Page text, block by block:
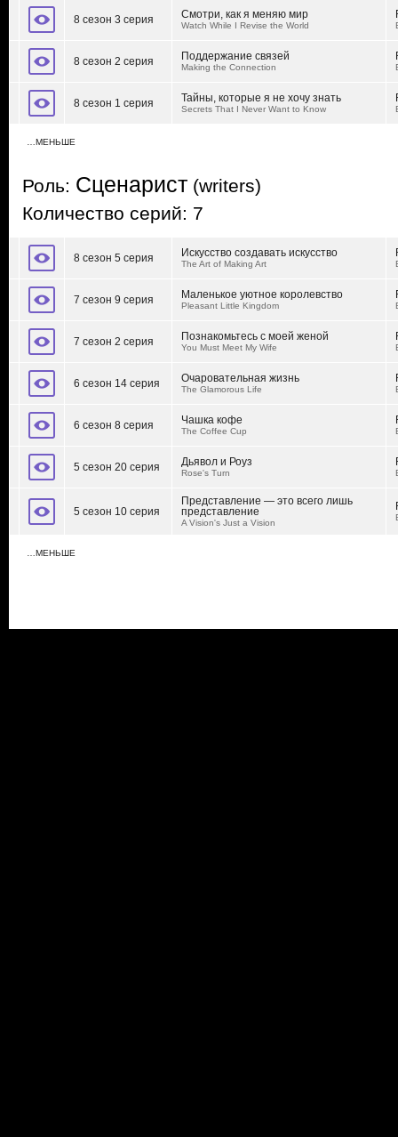
8 сезон 3 серия Смотри, как я меняю мир
Watch While I Revise the World
8 сезон 2 серия Поддержание связей
Making the Connection
8 сезон 1 серия Тайны, которые я не хочу знать
Secrets That I Never Want to Know
…МЕНЬШЕ
Роль: Сценарист (writers)
Количество серий: 7
8 сезон 5 серия Искусство создавать искусство
The Art of Making Art
7 сезон 9 серия Маленькое уютное королевство
Pleasant Little Kingdom
7 сезон 2 серия Познакомьтесь с моей женой
You Must Meet My Wife
6 сезон 14 серия Очаровательная жизнь
The Glamorous Life
6 сезон 8 серия Чашка кофе
The Coffee Cup
5 сезон 20 серия Дьявол и Роуз
Rose's Turn
5 сезон 10 серия
Представление — это всего лишь
представление
A Vision's Just a Vision
…МЕНЬШЕ